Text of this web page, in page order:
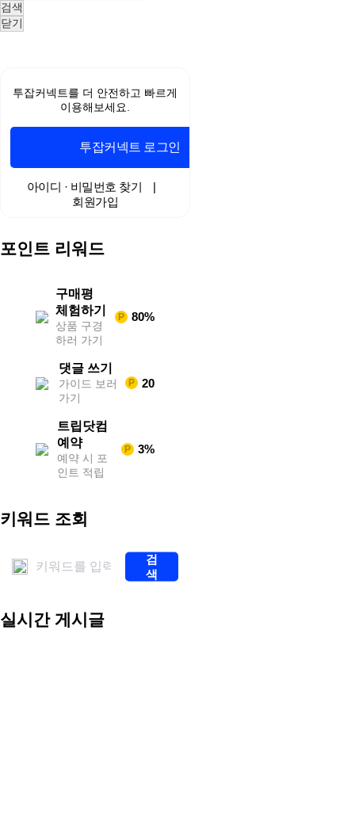
검색
닫기
스
구
중
포
구
스
계
해
중
포
해
외
투잡커넥트를 더 안전하고 빠르게
이용해보세요.
투잡커넥트 로그인
아이디 · 비밀번호 찾기
|
회원가입
포인트 리워드
구매평
체험하기
상품 구경
하러 가기
P 80%
댓글 쓰기
가이드 보러
가기
P 20
트립닷컴
예약
예약 시 포
인트 적립
P 3%
키워드 조회
검
색
실시간 게시글